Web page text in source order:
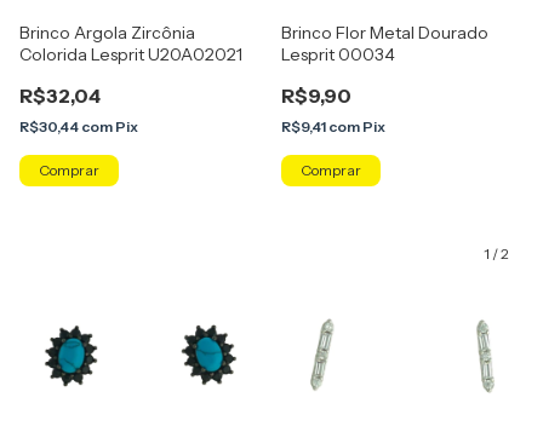
Brinco Argola Zircônia
Colorida Lesprit U20A02021
R$32,04
R$30,44 com Pix
Brinco Flor Metal Dourado
Lesprit 00034
R$9,90
R$9,41 com Pix
1 /2